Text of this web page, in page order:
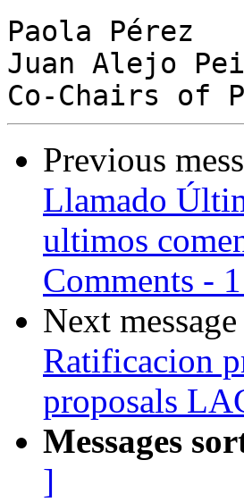
Paola Pérez
Juan Alejo
Previous
Llamado
ultimos
Comments -
Next
Ratificacion
proposals
Messages
]